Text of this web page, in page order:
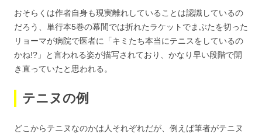
おそらくは作者自身も現実離れしていることは認識しているの
だろう、単行本5巻の幕間では折れたラケットでまぶたを切った
リョーマが病院で医者に「キミたち本当にテニスをしているの
かね!?」と言われる姿が描写されており、かなり早い段階で開
き直っていたと思われる。
テニヌの例
どこからテニヌなのかは人それぞれだが、例えば筆者がテニヌ